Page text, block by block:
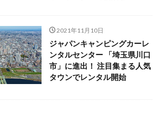
2021年11月10日
ジャパンキャンピングカーレ
ンタルセンター 「埼玉県川口
市」に進出！ 注目集まる人気
タウンでレンタル開始